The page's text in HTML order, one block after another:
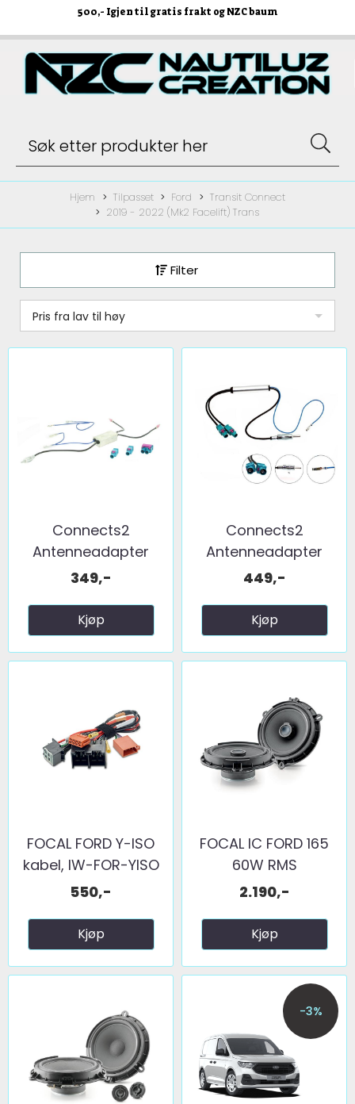
500,- Igjen til gratis frakt og NZC baum
Hjem Tilpasset Ford
Transit Connect
2019 - 2022 (Mk2 Facelift) Trans
Filter
Pris fra lav til høy
Connects2
Antenneadapter
(FM) 2 x fakra ...
349,-
Kjøp
Connects2
Antenneadapter
(FM) 2 x fakra ...
449,-
Kjøp
FOCAL FORD Y-ISO
kabel, IW-FOR-YISO
550,-
Kjøp
FOCAL IC FORD 165
60W RMS
2.190,-
Kjøp
-3%